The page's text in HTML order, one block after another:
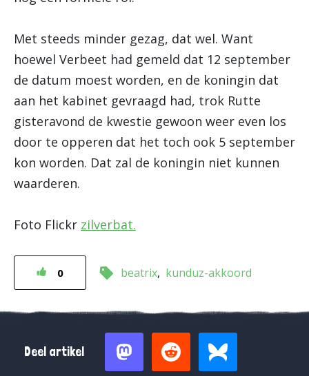
Met steeds minder gezag, dat wel. Want
hoewel Verbeet had gemeld dat 12 september
de datum moest worden, en de koningin dat
aan het kabinet gevraagd had, trok Rutte
gisteravond de kwestie gewoon weer even los
door te opperen dat het toch ook 5 september
kon worden. Dat zal de koningin niet kunnen
waarderen.
Foto Flickr zilverbat.
0 beatrix kunduz-akkoord
Deel artikel